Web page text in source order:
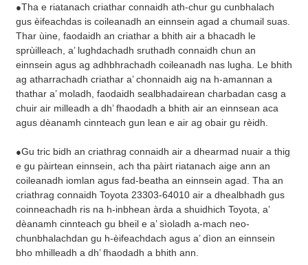
●Tha e riatanach criathar connaidh ath-chur gu cunbhalach
gus èifeachdas is coileanadh an einnsein agad a chumail suas.
Thar ùine, faodaidh an criathar a bhith air a bhacadh le
sprùilleach, a’ lughdachadh sruthadh connaidh chun an
einnsein agus ag adhbhrachadh coileanadh nas lugha. Le bhith
ag atharrachadh criathar a’ chonnaidh aig na h-amannan a
thathar a’ moladh, faodaidh sealbhadairean charbadan casg a
chuir air milleadh a dh’ fhaodadh a bhith air an einnsean aca
agus dèanamh cinnteach gun lean e air ag obair gu rèidh.
●Gu tric bidh an criathrag connaidh air a dhearmad nuair a thig
e gu pàirtean einnsein, ach tha pàirt riatanach aige ann an
coileanadh iomlan agus fad-beatha an einnsein agad. Tha an
criathrag connaidh Toyota 23303-64010 air a dhealbhadh gus
coinneachadh ris na h-inbhean àrda a shuidhich Toyota, a’
dèanamh cinnteach gu bheil e a’ sìoladh a-mach neo-
chunbhalachdan gu h-èifeachdach agus a’ dìon an einnsein
bho mhilleadh a dh’ fhaodadh a bhith ann.